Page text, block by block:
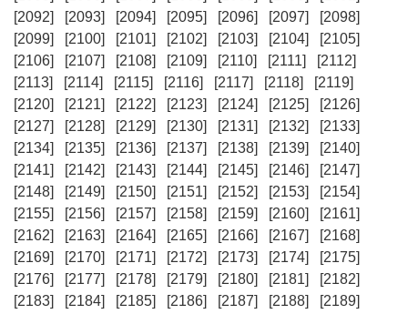
[2092]
[2093] [2094] [2095] [2096] [2097]
[2098]
[2099]
[2100] [2101] [2102] [2103] [2104]
[2105]
[2106]
[2107] [2108] [2109] [2110] [2111]
[2112]
[2113]
[2114] [2115] [2116] [2117] [2118]
[2119]
[2120]
[2121] [2122] [2123] [2124] [2125]
[2126]
[2127]
[2128] [2129] [2130] [2131] [2132]
[2133]
[2134]
[2135] [2136] [2137] [2138] [2139]
[2140]
[2141]
[2142] [2143] [2144] [2145] [2146]
[2147]
[2148]
[2149] [2150] [2151] [2152] [2153]
[2154]
[2155]
[2156] [2157] [2158] [2159] [2160]
[2161]
[2162]
[2163] [2164] [2165] [2166] [2167]
[2168]
[2169]
[2170] [2171] [2172] [2173] [2174]
[2175]
[2176]
[2177] [2178] [2179] [2180] [2181]
[2182]
[2183]
[2184] [2185] [2186] [2187] [2188]
[2189]